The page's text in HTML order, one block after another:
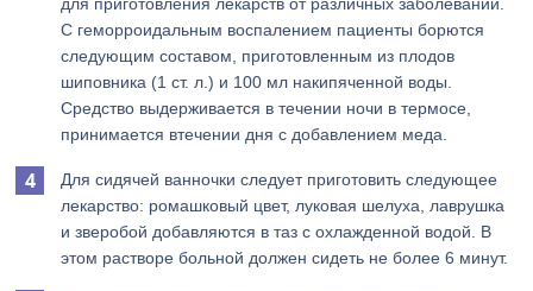
С геморроидальным воспалением пациенты борются
следующим составом, приготовленным из плодов
шиповника (1 ст. л.) и 100 мл накипяченной воды.
Средство выдерживается в течении ночи в термосе,
принимается втечении дня с добавлением меда.
Для сидячей ванночки следует приготовить следующее
лекарство: ромашковый цвет, луковая шелуха, лаврушка
и зверобой добавляются в таз с охлажденной водой. В
этом растворе больной должен сидеть не более 6 минут.